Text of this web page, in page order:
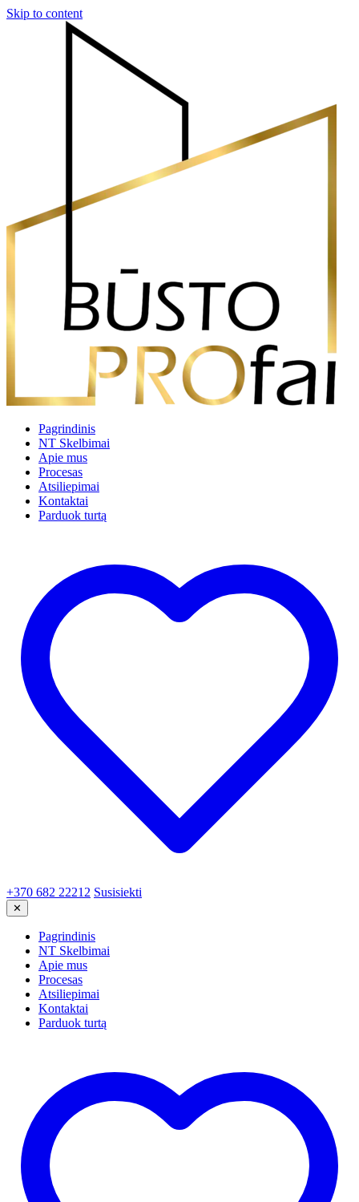
Skip to content
Pagrindinis
NT Skelbimai
Apie mus
Procesas
Atsiliepimai
Kontaktai
Parduok turtą
+370 682 22212 Susisiekti
✕
Pagrindinis
NT Skelbimai
Apie mus
Procesas
Atsiliepimai
Kontaktai
Parduok turtą